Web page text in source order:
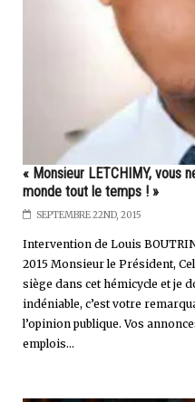
« Monsieur LETCHIMY, vous
monde tout le temps ! »
SEPTEMBRE 22ND, 2015
Intervention de Louis
2015 Monsieur le Président,
siège dans cet hémicycle et je
indéniable, c’est votre
l’opinion publique. Vos
emplois...